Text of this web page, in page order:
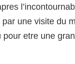
une visite du
etre une